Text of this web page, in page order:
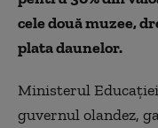
cele două muzee,
plata daunelor.
Ministerul
guvernul olandez,